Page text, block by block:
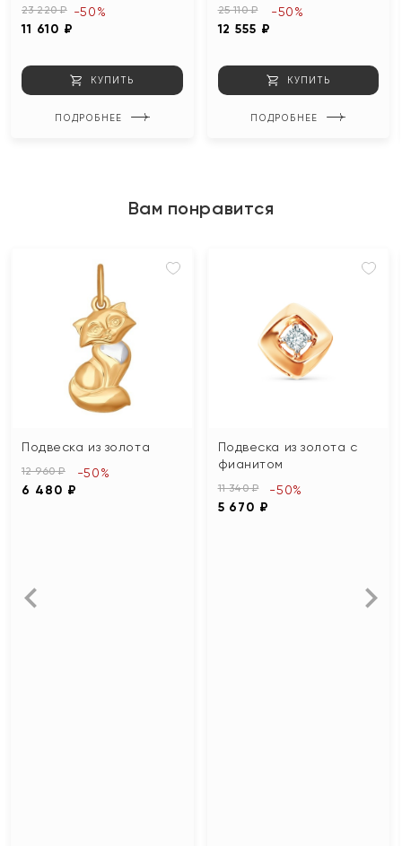
23 220 ₽
11 610 ₽
-50%
КУПИТЬ
ПОДРОБНЕЕ
25 110 ₽
12 555 ₽
-50%
КУПИТЬ
ПОДРОБНЕЕ
Вам понравится
Подвеска из золота
12 960 ₽
6 480 ₽
-50%
Подвеска из золота с
фианитом
11 340 ₽
5 670 ₽
-50%